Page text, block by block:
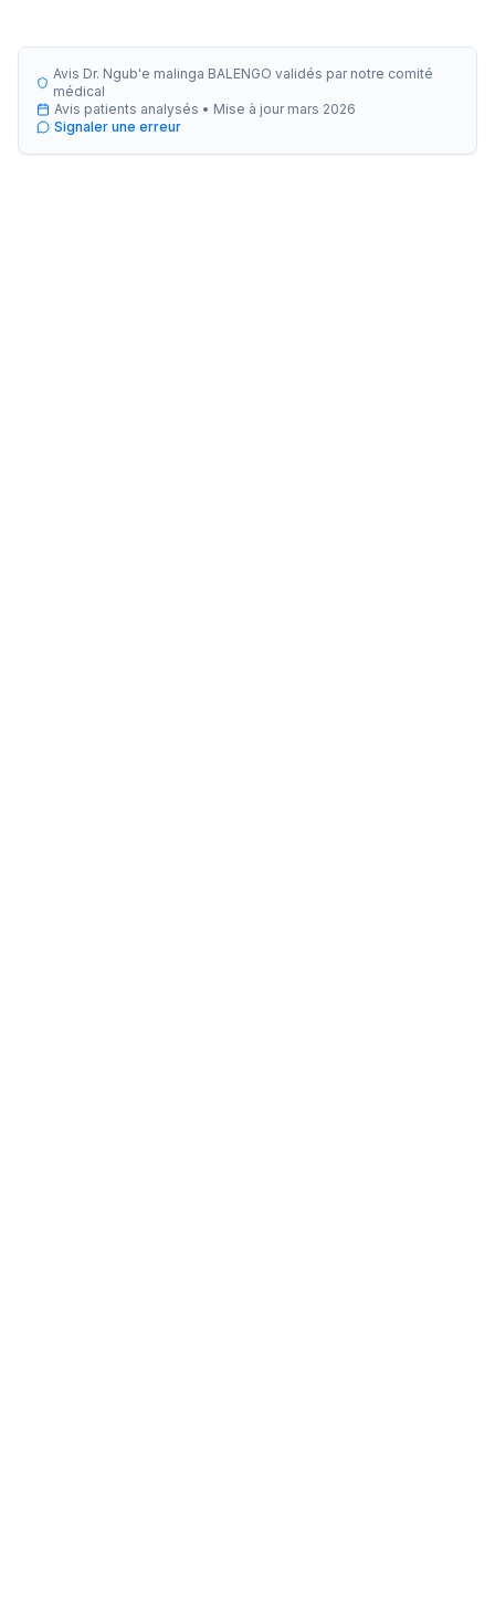
Avis Dr. Ngub'e malinga BALENGO validés par notre comité
médical
Avis patients analysés • Mise à jour mars 2026
Signaler une erreur